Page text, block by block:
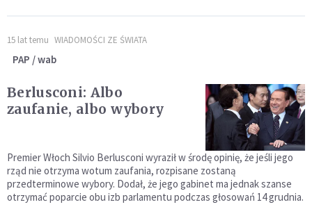
15 lat temu WIADOMOŚCI ZE ŚWIATA
PAP / wab
Berlusconi: Albo
zaufanie, albo wybory
Premier Włoch Silvio Berlusconi wyraził w środę opinię, że jeśli jego
rząd nie otrzyma wotum zaufania, rozpisane zostaną
przedterminowe wybory. Dodał, że jego gabinet ma jednak szanse
otrzymać poparcie obu izb parlamentu podczas głosowań 14 grudnia.